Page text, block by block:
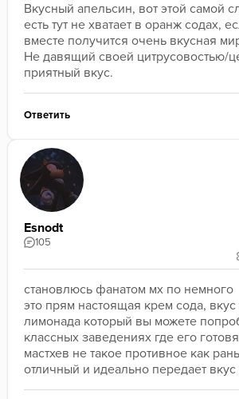
Вкусный апельсин, вот этой самой
есть тут не хватает в оранж содах,
вместе получится очень вкусная
Не давящий своей цитрусовостью/
приятный вкус.
Ответить
Esnodt
105
становлюсь фанатом мх по немного
это прям настоящая крем сода, вкус
лимонада который вы можете
классных заведениях где его
мастхев не такое противное как
отличный и идеально передает